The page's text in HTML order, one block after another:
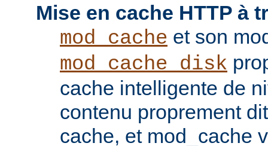
Mise en cache HTTP à
mod_cache et son
mod_cache_disk
cache intelligente de
contenu proprement
cache, et mod_cache